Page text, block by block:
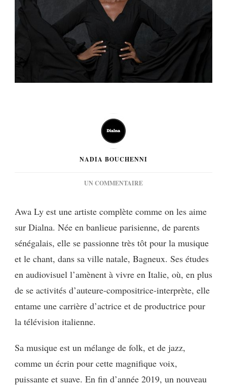
NADIA BOUCHENNI
UN COMMENTAIRESUR
LY
:
YOUR
EYES
Awa Ly est une artiste complète comme on les aime
sur Dialna. Née en banlieue parisienne, de parents
sénégalais, elle se passionne très tôt pour la musique
et le chant, dans sa ville natale, Bagneux. Ses études
en audiovisuel l’amènent à vivre en Italie, où, en plus
de se activités d’auteure-compositrice-interprète, elle
entame une carrière d’actrice et de productrice pour
la télévision italienne.
Sa musique est un mélange de folk, et de jazz,
comme un écrin pour cette magnifique voix,
puissante et suave. En fin d’année 2019, un nouveau